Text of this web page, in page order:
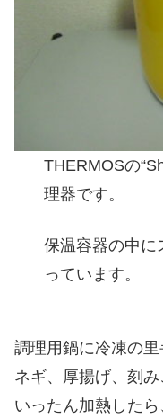
THERMOSの
理器です。
保温容器の中に
っています。
調理用鍋に冷凍の
ネギ、厚揚げ、刻
いったん加熱した